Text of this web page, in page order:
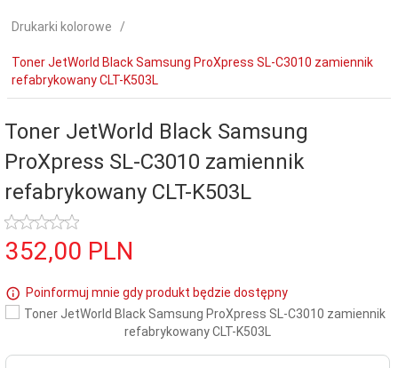
Drukarki kolorowe
Toner JetWorld Black Samsung ProXpress SL-C3010 zamiennik
refabrykowany CLT-K503L
Toner JetWorld Black Samsung
ProXpress SL-C3010 zamiennik
refabrykowany CLT-K503L
352,00 PLN
Poinformuj mnie gdy produkt będzie dostępny